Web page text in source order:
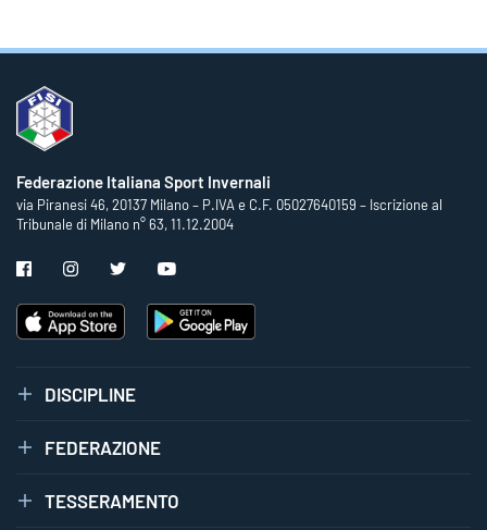
Federazione Italiana Sport Invernali
via Piranesi 46, 20137 Milano – P.IVA e C.F. 05027640159 – Iscrizione al
Tribunale di Milano n° 63, 11.12.2004
DISCIPLINE
FEDERAZIONE
TESSERAMENTO